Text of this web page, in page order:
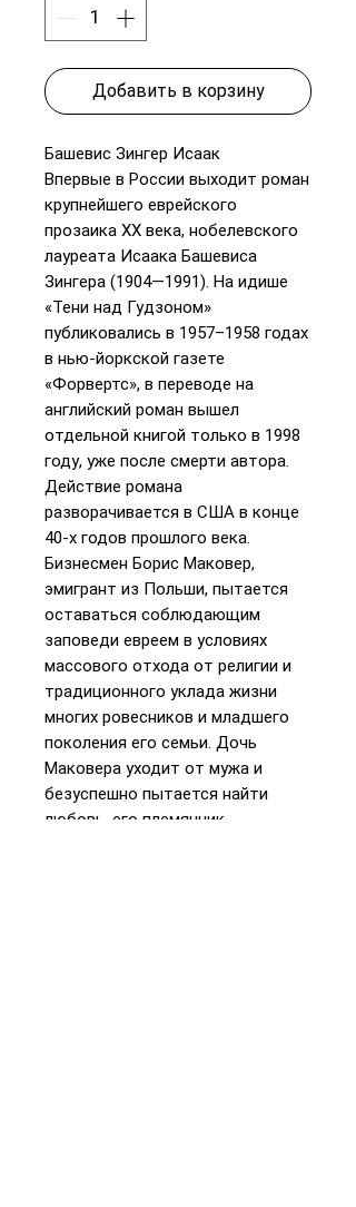
Добавить в корзину
Башевис Зингер Исаак
Впервые в России выходит роман
крупнейшего еврейского
прозаика XX века, нобелевского
лауреата Исаака Башевиса
Зингера (1904—1991). На идише
«Тени над Гудзоном»
публиковались в 1957–1958 годах
в нью-йоркской газете
«Форвертс», в переводе на
английский роман вышел
отдельной книгой только в 1998
году, уже после смерти автора.
Действие романа
разворачивается в США в конце
40-х годов прошлого века.
Бизнесмен Борис Маковер,
эмигрант из Польши, пытается
оставаться соблюдающим
заповеди евреем в условиях
массового отхода от религии и
традиционного уклада жизни
многих ровесников и младшего
поколения его семьи. Дочь
Маковера уходит от мужа и
безуспешно пытается найти
любовь, его племянник